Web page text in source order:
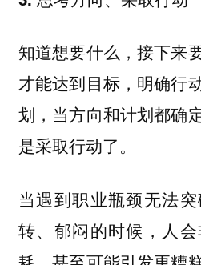
知道想要什么，接下来
才能达到目标，明确行
划，当方向和计划都确
是采取行动了。
当遇到职业瓶颈无法
转、郁闷的时候，人